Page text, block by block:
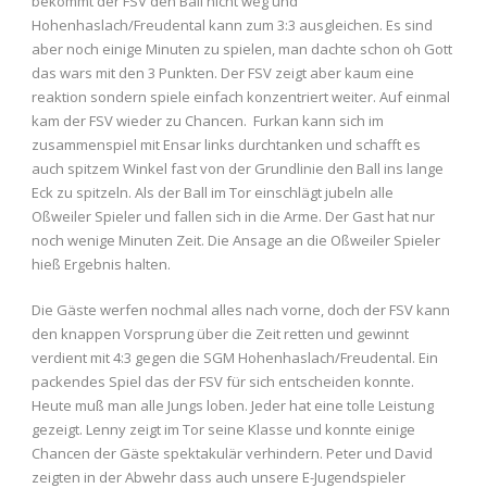
Hohenhaslach/Freudental kann zum 3:3 ausgleichen. Es sind
aber noch einige Minuten zu spielen, man dachte schon oh Gott
das wars mit den 3 Punkten. Der FSV zeigt aber kaum eine
reaktion sondern spiele einfach konzentriert weiter. Auf einmal
kam der FSV wieder zu Chancen. Furkan kann sich im
zusammenspiel mit Ensar links durchtanken und schafft es
auch spitzem Winkel fast von der Grundlinie den Ball ins lange
Eck zu spitzeln. Als der Ball im Tor einschlägt jubeln alle
Oßweiler Spieler und fallen sich in die Arme. Der Gast hat nur
noch wenige Minuten Zeit. Die Ansage an die Oßweiler Spieler
hieß Ergebnis halten.
Die Gäste werfen nochmal alles nach vorne, doch der FSV kann
den knappen Vorsprung über die Zeit retten und gewinnt
verdient mit 4:3 gegen die SGM Hohenhaslach/Freudental. Ein
packendes Spiel das der FSV für sich entscheiden konnte.
Heute muß man alle Jungs loben. Jeder hat eine tolle Leistung
gezeigt. Lenny zeigt im Tor seine Klasse und konnte einige
Chancen der Gäste spektakulär verhindern. Peter und David
zeigten in der Abwehr dass auch unsere E-Jugendspieler